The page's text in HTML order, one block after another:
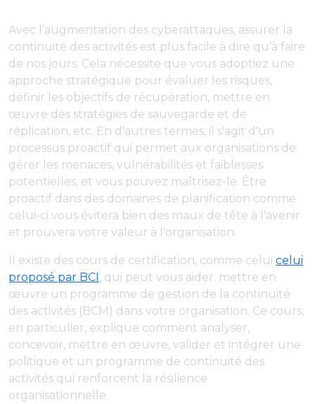
Avec l’augmentation des cyberattaques, assurer la
continuité des activités est plus facile à dire qu’à faire
de nos jours. Cela nécessite que vous adoptiez une
approche stratégique pour évaluer les risques,
définir les objectifs de récupération, mettre en
œuvre des stratégies de sauvegarde et de
réplication, etc. En d'autres termes, il s'agit d'un
processus proactif qui permet aux organisations de
gérer les menaces, vulnérabilités et faiblesses
potentielles, et vous pouvez maîtrisez-le. Être
proactif dans des domaines de planification comme
celui-ci vous évitera bien des maux de tête à l'avenir
et prouvera votre valeur à l'organisation.
Il existe des cours de certification, comme celui celui
proposé par BCI, qui peut vous aider. mettre en
œuvre un programme de gestion de la continuité
des activités (BCM) dans votre organisation. Ce cours,
en particulier, explique comment analyser,
concevoir, mettre en œuvre, valider et intégrer une
politique et un programme de continuité des
activités qui renforcent la résilience
organisationnelle.